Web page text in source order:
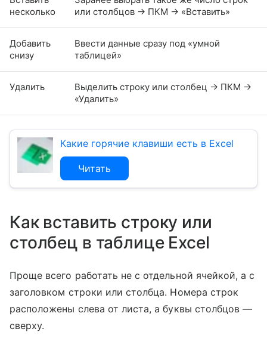
несколько
или столбцов → ПКМ → «Вставить»
Добавить
снизу
Ввести данные сразу под «умной
таблицей»
Удалить
Выделить строку или столбец → ПКМ →
«Удалить»
Какие горячие клавиши есть в Excel
Читать
Как вставить строку или
столбец в таблице Excel
Проще всего работать не с отдельной ячейкой, а с
заголовком строки или столбца. Номера строк
расположены слева от листа, а буквы столбцов —
сверху.